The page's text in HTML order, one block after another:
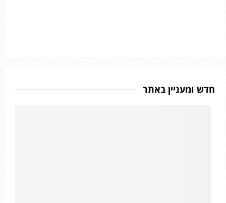
חדש ומעניין באתר